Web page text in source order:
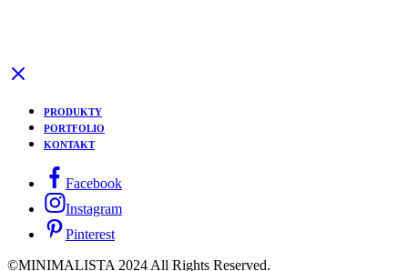
PRODUKTY
PORTFOLIO
KONTAKT
Facebook
Instagram
Pinterest
©MINIMALISTA 2024 All Rights Reserved.